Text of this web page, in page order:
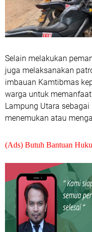
Selain melakukan
juga melaksanakan
imbauan Kamtibmas
warga untuk
Lampung Utara
menemukan atau
(Ads) Butuh Bantuan